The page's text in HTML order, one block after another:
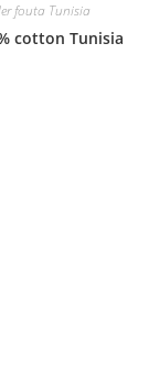
fouta Tunisia
cotton Tunisia